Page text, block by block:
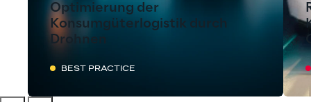
Optimierung der
Konsumgüterlogistik durch
Drohnen
BEST PRACTICE